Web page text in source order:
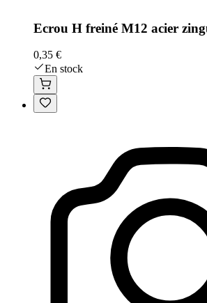
Ecrou H freiné M12 acier
0,35 €
En stock